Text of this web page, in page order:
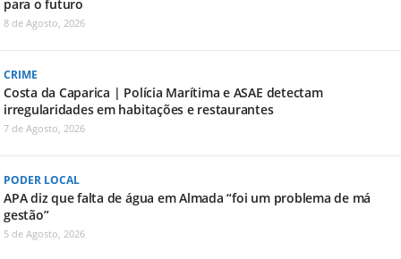
para o futuro
8 de Agosto, 2026
CRIME
Costa da Caparica | Polícia Marítima e ASAE detectam
irregularidades em habitações e restaurantes
7 de Agosto, 2026
PODER LOCAL
APA diz que falta de água em Almada “foi um problema de má
gestão”
5 de Agosto, 2026